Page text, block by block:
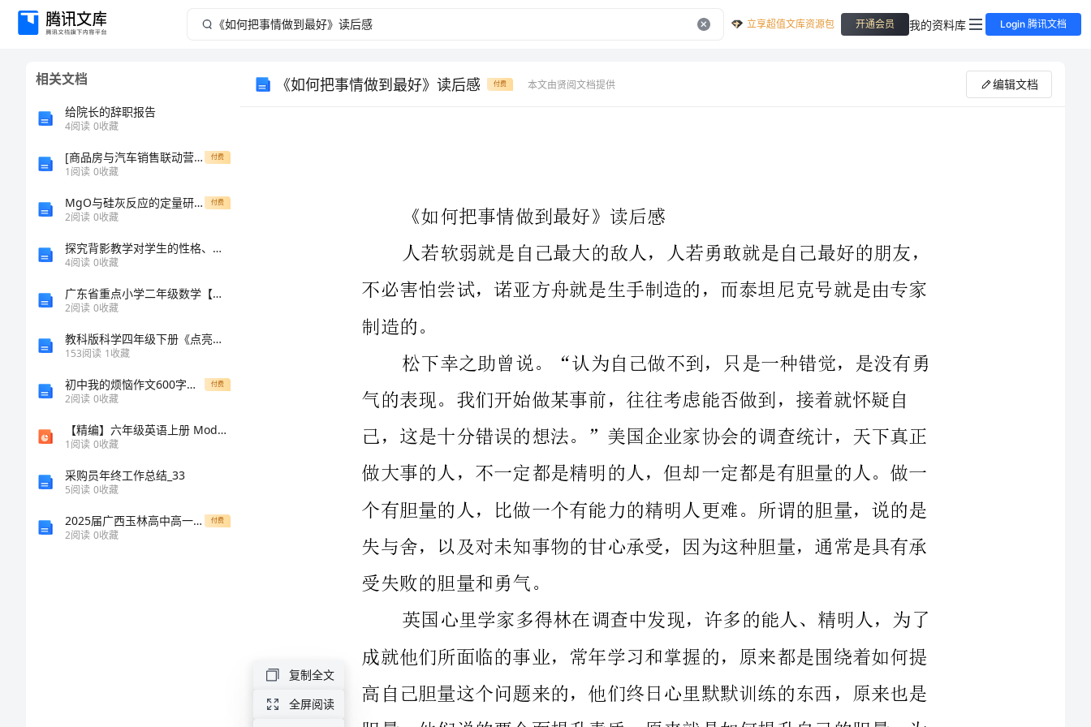
《如
好》
立享超值文库资源包 开通会员 我的资料库 Login 腾讯文档
相关文档
给院长的辞职报告
4阅读 0收藏
[商品房与汽车销售联动营销计划]：合理规划资源整合双方共赢 付费
1阅读 0收藏
MgO与硅灰反应的定量研究方法 付费
2阅读 0收藏
探究背影教学对学生的性格、态度和情感的影响
4阅读 0收藏
广东省重点小学二年级数学【上册】综合检测试卷 附答案
2阅读 0收藏
教科版科学四年级下册《点亮小灯泡》教学设计（公开课教案）
153阅读 1收藏
初中我的烦恼作文600字五篇范文 付费
2阅读 0收藏
【精编】六年级英语上册 Module 5 Unit 1 Can you be my Chinese pen friend课件 外研版（三起）-外研版小学六年级上册英语课件
1阅读 0收藏
采购员年终工作总结_33
5阅读 0收藏
2025届广西玉林高中高一生物上学期期末监测模拟试题含解析 付费
2阅读 0收藏
《如何把事情做到最好》读后感 付费 本文由贤阅文档提供 编辑文档
一切事物的根基。成功是需要胆识的。
《把事情做到最好》这本书恰好给我们提供了捷径，成为我们前
松下幸之助曾说。“认为自己做不到，只是一种错觉，是没有勇
个有胆量的人，比做一个有能力的精明人更难。所谓的胆量，说的是
失与舍，以及对未知事物的甘心承受，因为这种胆量，通常是具有承
受失败的胆量和勇气。
英国心里学家多得林在调查中发现，许多的能人、精明人，为了
高自己胆量这个问题来的，他们终日心里默默训练的东西，原来也是
此，多得林得出一个结论：胆量，往往才是承受生活中一切艰辛，做
复制全文
全屏阅读